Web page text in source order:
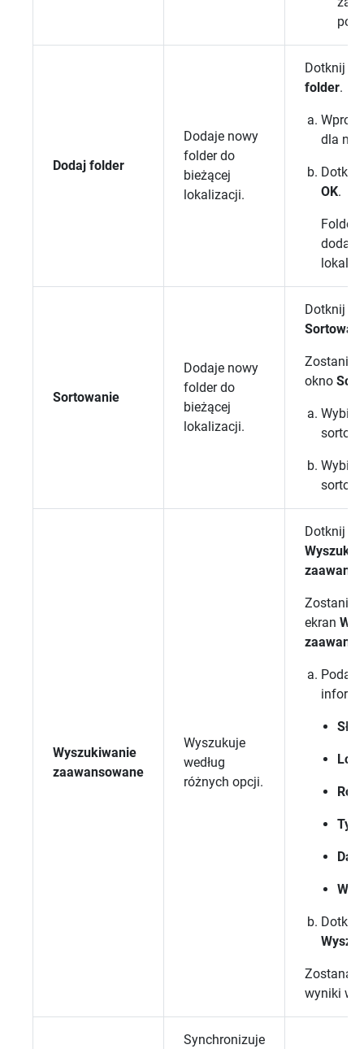
Dodaj folder
Dodaje nowy
folder do
bieżącej
lokalizacji.
Dotknij
folder.
dla
OK.
Folder
Sortowanie
Dodaje nowy
folder do
bieżącej
lokalizacji.
Dotknij
Zostanie
okno
Wyszukiwanie
zaawansowane
Wyszukuje
według
różnych opcji.
Dotknij
Zostanie
ekran
Podaj
Typ
Zostaną
wyniki
Synchronizuje